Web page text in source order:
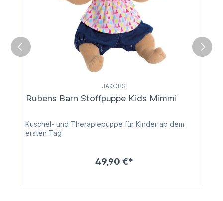
JAKOBS
Rubens Barn Stoffpuppe Kids Mimmi
Kuschel- und Therapiepuppe für Kinder ab dem
ersten Tag
49,90 €*